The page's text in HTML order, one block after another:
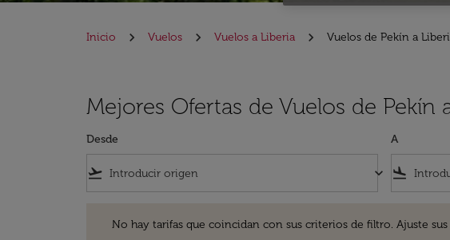
Inicio Vuelos Vuelos a Liberia Vuelos de Pekín a
Mejores Ofertas de Vuelos de
Desde
flight_takeoff keyboard_arrow_down
A
flight_land
No hay tarifas que coincidan con sus criterios de filtro. Ajuste sus